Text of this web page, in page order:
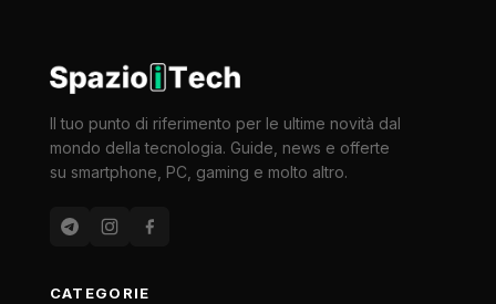
Il tuo punto di riferimento per le ultime novità dal
mondo della tecnologia. Guide, news e offerte
su smartphone, PC, gaming e molto altro.
CATEGORIE